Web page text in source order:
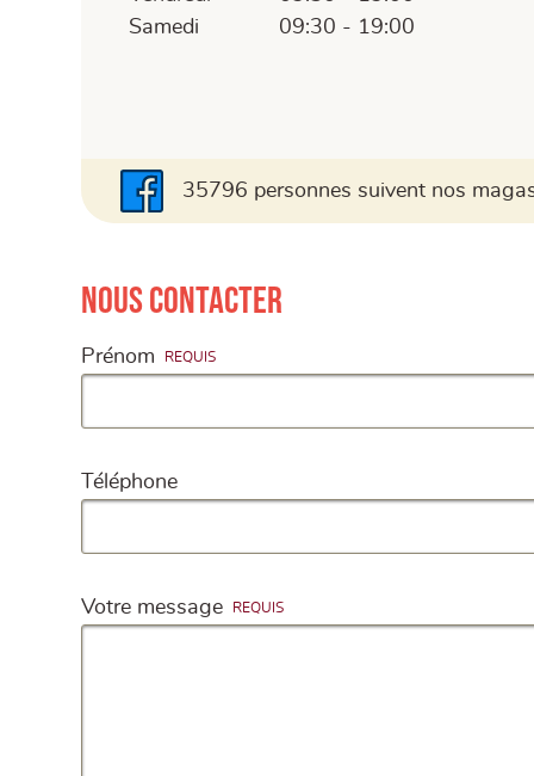
Samedi
09:30 - 19:00
35796 personnes suivent nos
Nous contacter
Prénom
Téléphone
Votre message